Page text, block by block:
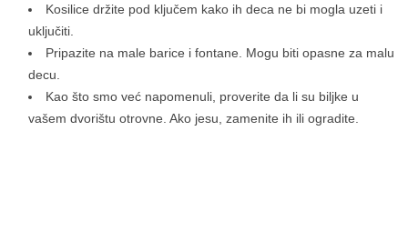
Kosilice držite pod ključem kako ih deca ne bi mogla uzeti i
uključiti.
Pripazite na male barice i fontane. Mogu biti opasne za malu
decu.
Kao što smo već napomenuli, proverite da li su biljke u
vašem dvorištu otrovne. Ako jesu, zamenite ih ili ogradite.